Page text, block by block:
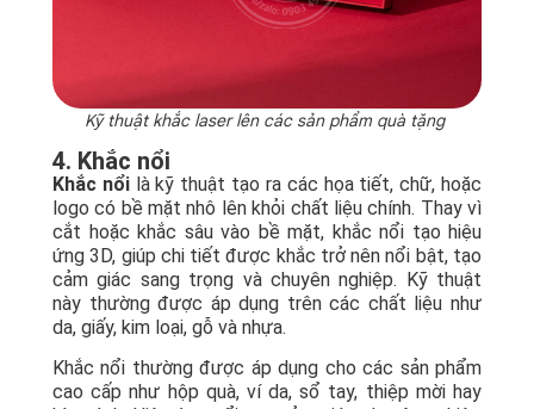
Kỹ thuật khắc laser lên các sản phẩm quà tặng
4. Khắc nổi
Khắc nổilà kỹ thuật tạo ra các họa tiết, chữ, hoặc
logo có bề mặt nhô lên khỏi chất liệu chính. Thay vì
cắt hoặc khắc sâu vào bề mặt, khắc nổi tạo hiệu
ứng 3D, giúp chi tiết được khắc trở nên nổi bật, tạo
cảm giác sang trọng và chuyên nghiệp. Kỹ thuật
này thường được áp dụng trên các chất liệu như
da, giấy, kim loại, gỗ và nhựa.
Khắc nổi thường được áp dụng cho các sản phẩm
cao cấp như hộp quà, ví da, sổ tay, thiệp mời hay